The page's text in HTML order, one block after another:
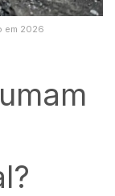
em 2026